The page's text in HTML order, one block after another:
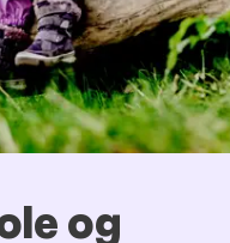
og